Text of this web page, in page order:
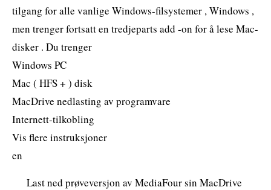
tilgang for alle vanlige Windows-filsystemer , Windows ,
men trenger fortsatt en tredjeparts add -on for å lese Mac-
disker . Du trenger
Windows PC
Mac ( HFS + ) disk
MacDrive nedlasting av programvare
Internett-tilkobling
Vis flere instruksjoner
en
Last ned prøveversjon av MediaFour sin MacDrive